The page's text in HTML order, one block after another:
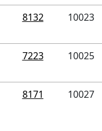
8132 10023
7223 10025
8171 10027